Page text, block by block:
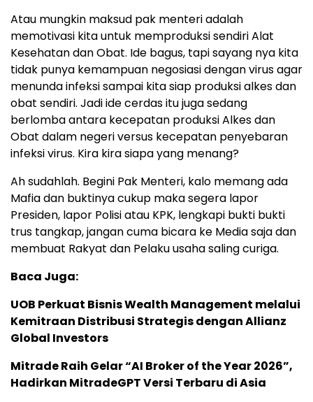
Atau mungkin maksud pak menteri adalah
memotivasi kita untuk memproduksi sendiri Alat
Kesehatan dan Obat. Ide bagus, tapi sayang nya kita
tidak punya kemampuan negosiasi dengan virus agar
menunda infeksi sampai kita siap produksi alkes dan
obat sendiri. Jadi ide cerdas itu juga sedang
berlomba antara kecepatan produksi Alkes dan
Obat dalam negeri versus kecepatan penyebaran
infeksi virus. Kira kira siapa yang menang?
Ah sudahlah. Begini Pak Menteri, kalo memang ada
Mafia dan buktinya cukup maka segera lapor
Presiden, lapor Polisi atau KPK, lengkapi bukti bukti
trus tangkap, jangan cuma bicara ke Media saja dan
membuat Rakyat dan Pelaku usaha saling curiga.
Baca Juga:
UOB Perkuat Bisnis Wealth Management melalui
Kemitraan Distribusi Strategis dengan Allianz
Global Investors
Mitrade Raih Gelar “AI Broker of the Year 2026”,
Hadirkan MitradeGPT Versi Terbaru di Asia